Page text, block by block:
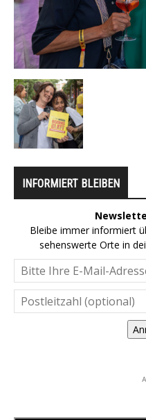
INFORMIERT BLEIBEN
Bleibe immer informiert
sehenswerte Orte in